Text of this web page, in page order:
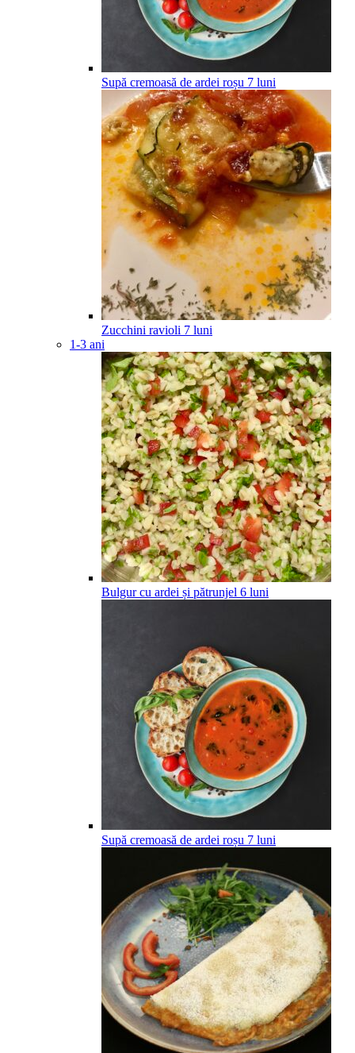
Supă cremoasă de ardei roșu 7 luni
Zucchini ravioli 7 luni
1-3 ani
Bulgur cu ardei și pătrunjel 6 luni
Supă cremoasă de ardei roșu 7 luni